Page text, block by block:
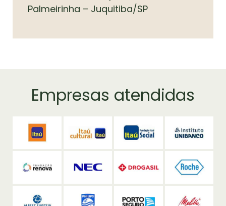
Palmeirinha – Juquitiba/SP
Empresas atendidas